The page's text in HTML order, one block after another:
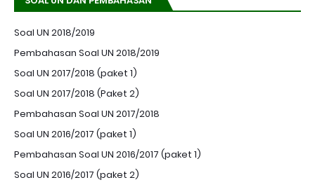
Soal UN 2018/2019
Pembahasan Soal UN 2018/2019
Soal UN 2017/2018 (paket 1)
Soal UN 2017/2018 (Paket 2)
Pembahasan Soal UN 2017/2018
Soal UN 2016/2017 (paket 1)
Pembahasan Soal UN 2016/2017 (paket 1)
Soal UN 2016/2017 (paket 2)